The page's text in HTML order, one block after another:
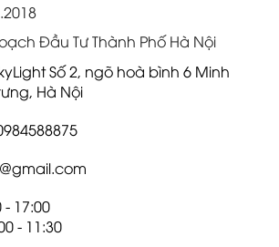
Đầu Tư Thành Phố Hà Nội
Số 2, ngõ hoà bình 6 Minh
Hà Nội
- 17:00
- 11:30